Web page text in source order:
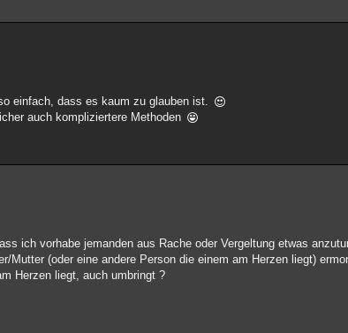
einfach, dass es kaum zu glauben ist.
auch kompliziertere Methoden
ich vorhabe jemanden aus Rache oder Vergeltung etwas
Mutter (oder eine andere Person die einem am Herzen liegt)
Herzen liegt, auch umbringt ?